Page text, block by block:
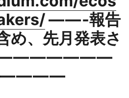
— — -報告
め、先月発表さ
— — — — — — —
— — —